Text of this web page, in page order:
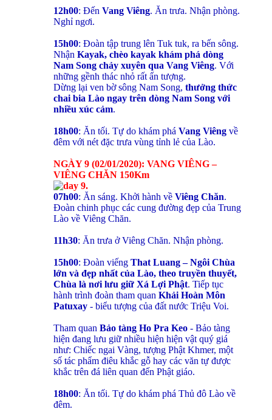
12h00: Đến Vang Viêng. Ăn trưa. Nhận phòng.
Nghỉ ngơi.
15h00: Đoàn tập trung lên Tuk tuk, ra bến sông.
Nhận Kayak, chèo kayak khám phá dòng
Nam Song chảy xuyên qua Vang Viêng. Với
những gềnh thác nhỏ rất ấn tượng.
Dừng lại ven bờ sông Nam Song, thưởng thức
chai bia Lào ngay trên dòng Nam Song với
nhiều xúc cảm.
18h00: Ăn tối. Tự do khám phá Vang Viêng về
đêm với nét đặc trưa vùng tỉnh lẻ của Lào.
NGÀY 9 (02/01/2020): VANG VIÊNG –
VIÊNG CHĂN 150Km
07h00: Ăn sáng. Khởi hành về Viêng Chăn.
Đoàn chinh phục các cung đường đẹp của Trung
Lào về Viêng Chăn.
11h30: Ăn trưa ở Viêng Chăn. Nhận phòng.
15h00: Đoàn viếng That Luang – Ngôi Chùa
lớn và đẹp nhất của Lào, theo truyền thuyết,
Chùa là nơi lưu giữ Xá Lợi Phật. Tiếp tục
hành trình đoàn tham quan Khải Hoàn Môn
Patuxay - biểu tượng của đất nước Triệu Voi.
Tham quan Bảo tàng Ho Pra Keo - Bảo tàng
hiện đang lưu giữ nhiều hiện hiện vật quý giá
như: Chiếc ngai Vàng, tượng Phật Khmer, một
số tác phẩm điêu khắc gỗ hay các văn tự được
khắc trên đá liên quan đến Phật giáo.
18h00: Ăn tối. Tự do khám phá Thủ đô Lào về
đêm.